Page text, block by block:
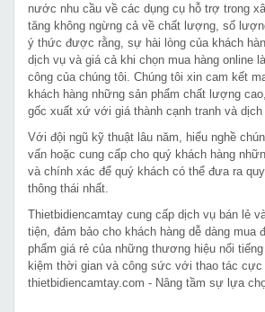
nước nhu cầu về các dụng cụ hỗ trợ trong
tăng không ngừng cả về chất lượng, số
ý thức được rằng, sự hài lòng của khách
dịch vụ và giá cả khi chọn mua hàng online
công của chúng tôi. Chúng tôi xin cam kết
khách hàng những sản phẩm chất lượng
gốc xuất xứ với giá thành cạnh tranh và dịch
Với đội ngũ kỹ thuật lâu năm, hiểu nghề
vấn hoặc cung cấp cho quý khách hàng
và chính xác để quý khách có thể đưa ra
thông thái nhất.
Thietbidiencamtay cung cấp dịch vụ bán lẻ
tiện, đảm bảo cho khách hàng dễ dàng mua
phẩm giá rẻ của những thương hiệu nổi
kiệm thời gian và công sức với thao tác cực
thietbidiencamtay.com - Nâng tầm sự lựa